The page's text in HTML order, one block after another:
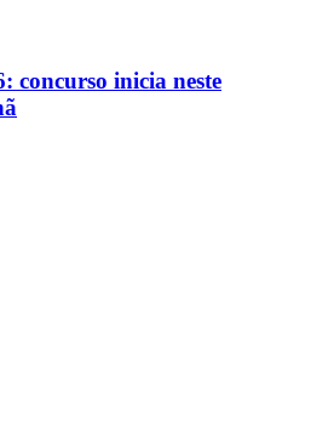
concurso inicia neste